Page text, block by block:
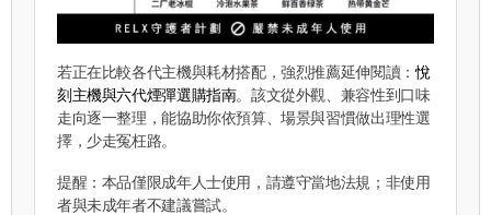
若正在比較各代主機與耗材搭配，強烈推薦延伸閱讀：悅
刻主機與六代煙彈選購指南。該文從外觀、兼容性到口味
走向逐一整理，能協助你依預算、場景與習慣做出理性選
擇，少走冤枉路。
提醒：本品僅限成年人士使用，請遵守當地法規；非使用
者與未成年者不建議嘗試。